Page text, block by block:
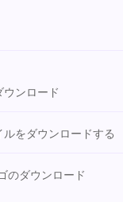
ンロード
ルをダウンロードする
のダウンロード